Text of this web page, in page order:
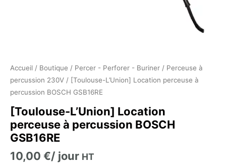
Accueil / Boutique / Percer - Perforer - Buriner / Perceuse à
percussion 230V / [Toulouse-L’Union] Location perceuse à
percussion BOSCH GSB16RE
[Toulouse-L’Union] Location
perceuse à percussion BOSCH
GSB16RE
10,00 €/ jour HT